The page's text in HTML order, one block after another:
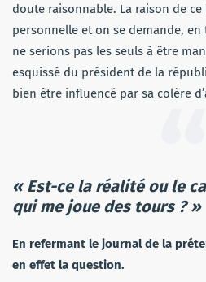
doute raisonnable. La raison de
personnelle et on se demande,
ne serions pas les seuls à être
esquissé du président de la
bien être influencé par sa colère
« Est-ce la réalité ou le
qui me joue des tours ? »
En refermant le journal de la
en effet la question.